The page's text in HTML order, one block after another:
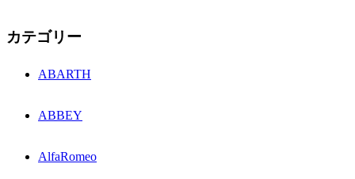
カテゴリー
ABARTH
ABBEY
AlfaRomeo